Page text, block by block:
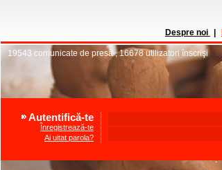
Despre noi
19543 comunicate de presă,16678 utilizatori înscrişi
Autentifică-te
Înregistrează-te
Ai uitat parola?